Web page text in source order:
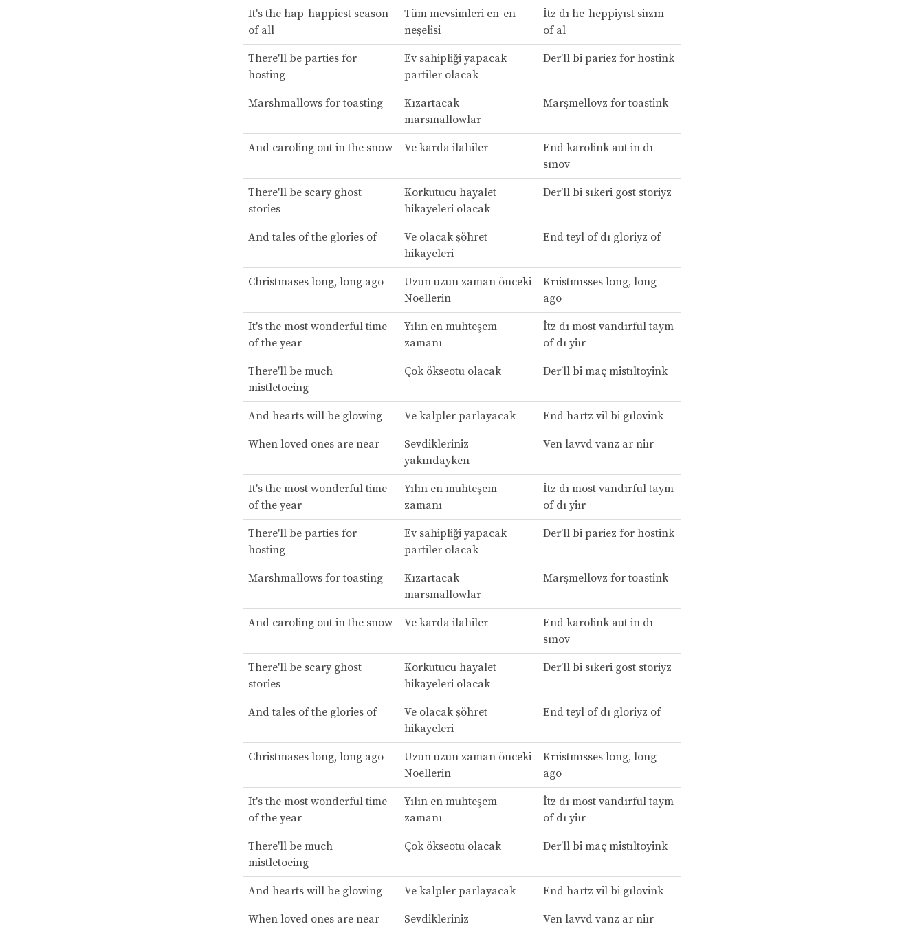
It's the hap-happiest season
of all
Tüm mevsimleri en-en
neşelisi
İtz dı he-heppiyıst siızın
of al
There'll be parties for
hosting
Ev sahipliği yapacak
partiler olacak
Der’ll bi pariez for hostink
Marshmallows for toasting
Kızartacak
marsmallowlar
Marşmellovz for toastink
And caroling out in the snow Ve karda ilahiler
End karolink aut in dı
sınov
There'll be scary ghost
stories
Korkutucu hayalet
hikayeleri olacak
Der’ll bi sıkeri gost storiyz
And tales of the glories of
Ve olacak şöhret
hikayeleri
End teyl of dı gloriyz of
Christmases long, long ago
Uzun uzun zaman önceki
Noellerin
Krıistmısses long, long
ago
It's the most wonderful time
of the year
Yılın en muhteşem
zamanı
İtz dı most vandırful taym
of dı yiır
There'll be much
mistletoeing
Çok ökseotu olacak Der’ll bi maç mistıltoyink
And hearts will be glowing Ve kalpler parlayacak End hartz vil bi gılovink
When loved ones are near
Sevdikleriniz
yakındayken
Ven lavvd vanz ar niır
It's the most wonderful time
of the year
Yılın en muhteşem
zamanı
İtz dı most vandırful taym
of dı yiır
There'll be parties for
hosting
Ev sahipliği yapacak
partiler olacak
Der’ll bi pariez for hostink
Marshmallows for toasting
Kızartacak
marsmallowlar
Marşmellovz for toastink
And caroling out in the snow Ve karda ilahiler
End karolink aut in dı
sınov
There'll be scary ghost
stories
Korkutucu hayalet
hikayeleri olacak
Der’ll bi sıkeri gost storiyz
And tales of the glories of
Ve olacak şöhret
hikayeleri
End teyl of dı gloriyz of
Christmases long, long ago
Uzun uzun zaman önceki
Noellerin
Krıistmısses long, long
ago
It's the most wonderful time
of the year
Yılın en muhteşem
zamanı
İtz dı most vandırful taym
of dı yiır
There'll be much
mistletoeing
Çok ökseotu olacak Der’ll bi maç mistıltoyink
And hearts will be glowing Ve kalpler parlayacak End hartz vil bi gılovink
When loved ones are near Sevdikleriniz Ven lavvd vanz ar niır